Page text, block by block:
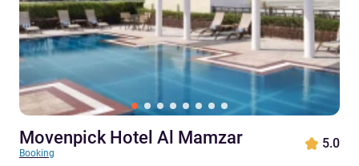
Movenpick Hotel Al Mamzar
Booking
5.0